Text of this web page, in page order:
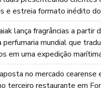
e estreia formato inédito
lança fragrâncias a partir
perfumaria mundial que
em uma expedição
no mercado cearense
terceiro restaurante em